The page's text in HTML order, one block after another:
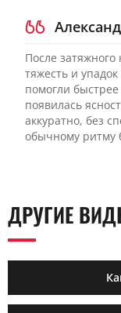
После затяжного
тяжесть и
помогли
появилась
аккуратно, без
обычному ритму
ДРУГИЕ